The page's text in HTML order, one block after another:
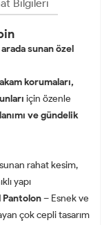
Bilgileri
sunan özel
korumaları,
için özenle
ve gündelik
rahat kesim,
yapı
– Esnek ve
çok cepli tasarım